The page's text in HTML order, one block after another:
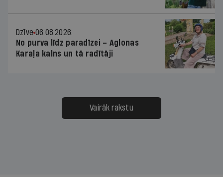
Dzīve 06.08.2026.
No purva līdz paradīzei – Aglonas
Karaļa kalns un tā radītāji
Vairāk rakstu